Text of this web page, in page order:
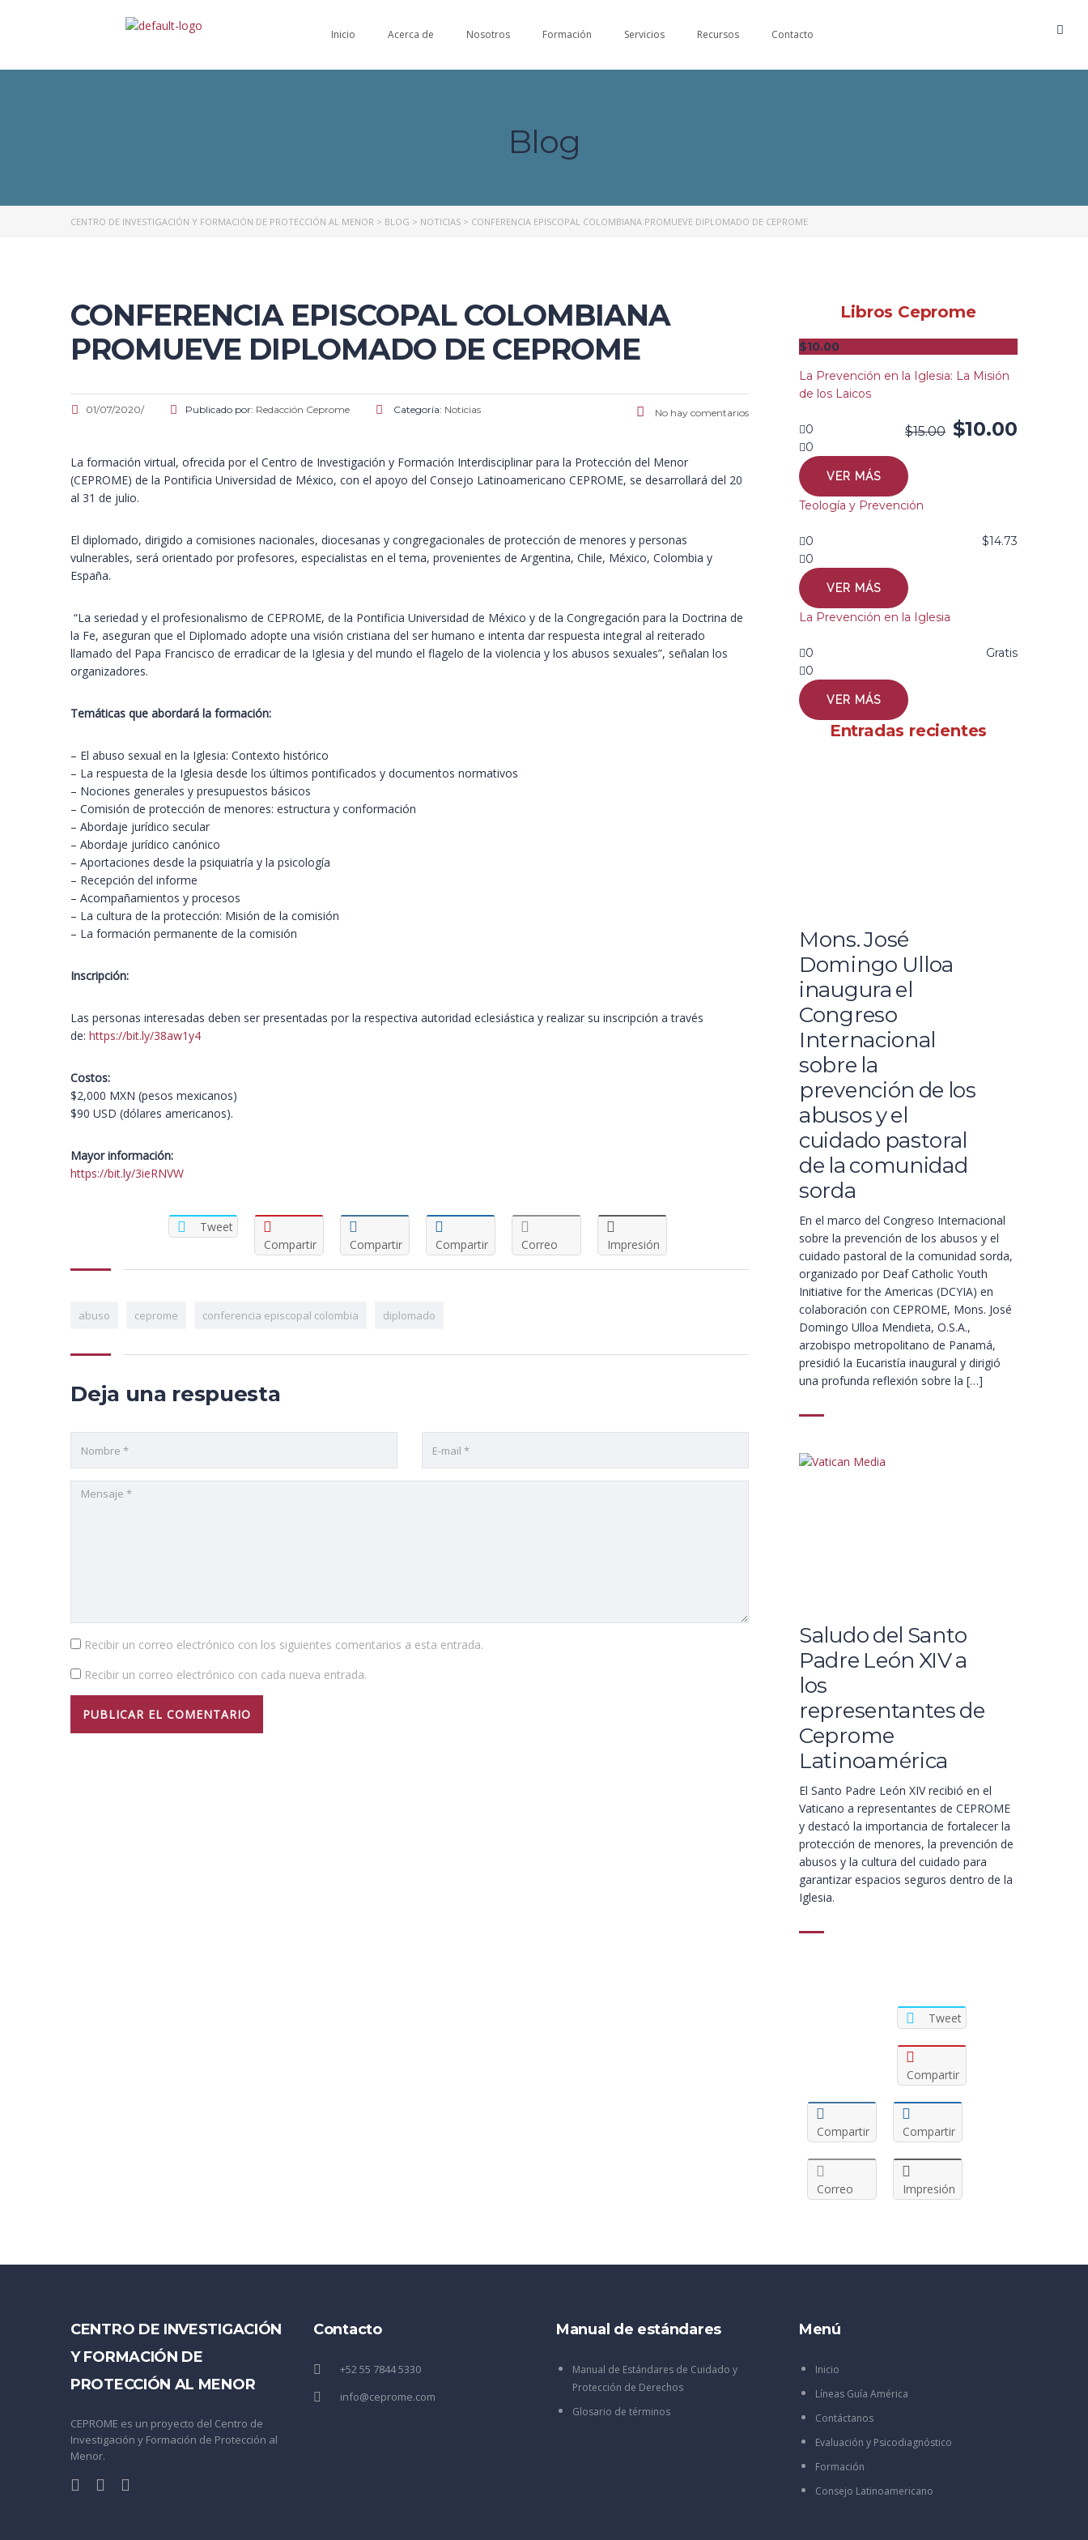
Inicio Acerca de Nosotros Formación Servicios Recursos Contacto
Blog
CENTRO DE INVESTIGACIÓN Y FORMACIÓN DE PROTECCIÓN AL MENOR > BLOG > NOTICIAS > CONFERENCIA EPISCOPAL COLOMBIANA PROMUEVE DIPLOMADO DE CEPROME
CONFERENCIA EPISCOPAL COLOMBIANA
PROMUEVE DIPLOMADO DE CEPROME
01/07/2020/ Publicado por: Redacción Ceprome Categoría: Noticias No hay comentarios
La formación virtual, ofrecida por el Centro de Investigación y Formación Interdisciplinar para la Protección del Menor
(CEPROME) de la Pontificia Universidad de México, con el apoyo del Consejo Latinoamericano CEPROME, se desarrollará del 20
al 31 de julio.
El diplomado, dirigido a comisiones nacionales, diocesanas y congregacionales de protección de menores y personas
vulnerables, será orientado por profesores, especialistas en el tema, provenientes de Argentina, Chile, México, Colombia y
España.
“La seriedad y el profesionalismo de CEPROME, de la Pontificia Universidad de México y de la Congregación para la Doctrina de
la Fe, aseguran que el Diplomado adopte una visión cristiana del ser humano e intenta dar respuesta integral al reiterado
llamado del Papa Francisco de erradicar de la Iglesia y del mundo el flagelo de la violencia y los abusos sexuales”, señalan los
organizadores.
Temáticas que abordará la formación:
– El abuso sexual en la Iglesia: Contexto histórico
– La respuesta de la Iglesia desde los últimos pontificados y documentos normativos
– Nociones generales y presupuestos básicos
– Comisión de protección de menores: estructura y conformación
– Abordaje jurídico secular
– Abordaje jurídico canónico
– Aportaciones desde la psiquiatría y la psicología
– Recepción del informe
– Acompañamientos y procesos
– La cultura de la protección: Misión de la comisión
– La formación permanente de la comisión
Inscripción:
Las personas interesadas deben ser presentadas por la respectiva autoridad eclesiástica y realizar su inscripción a través
de: https://bit.ly/38aw1y4
Costos:
$2,000 MXN (pesos mexicanos)
$90 USD (dólares americanos).
Mayor información:
https://bit.ly/3ieRNVW
Tweet
Compartir
Compartir Compartir Correo Impresión
abuso ceprome conferencia episcopal colombia diplomado
Deja una respuesta
Recibir un correo electrónico con los siguientes comentarios a esta entrada.
Recibir un correo electrónico con cada nueva entrada.
Libros Ceprome
$10.00
La Prevención en la Iglesia: La Misión
de los Laicos
0
0
$15.00 $10.00
VER MÁS
Teología y Prevención
0
0
$14.73
VER MÁS
La Prevención en la Iglesia
0
0
Gratis
VER MÁS
Entradas recientes
Mons. José
Domingo Ulloa
inaugura el
Congreso
Internacional
sobre la
prevención de los
abusos y el
cuidado pastoral
de la comunidad
sorda
En el marco del Congreso Internacional
sobre la prevención de los abusos y el
cuidado pastoral de la comunidad sorda,
organizado por Deaf Catholic Youth
Initiative for the Americas (DCYIA) en
colaboración con CEPROME, Mons. José
Domingo Ulloa Mendieta, O.S.A.,
arzobispo metropolitano de Panamá,
presidió la Eucaristía inaugural y dirigió
una profunda reflexión sobre la […]
Saludo del Santo
Padre León XIV a
los
representantes de
Ceprome
Latinoamérica
El Santo Padre León XIV recibió en el
Vaticano a representantes de CEPROME
y destacó la importancia de fortalecer la
protección de menores, la prevención de
abusos y la cultura del cuidado para
garantizar espacios seguros dentro de la
Iglesia.
Tweet
Compartir
Compartir Compartir
Correo Impresión
CENTRO DE INVESTIGACIÓN
Y FORMACIÓN DE
PROTECCIÓN AL MENOR
CEPROME es un proyecto del Centro de
Investigación y Formación de Protección al
Menor.
Contacto
+52 55 7844 5330
info@ceprome.com
Manual de estándares
Manual de Estándares de Cuidado y
Protección de Derechos
Glosario de términos
Menú
Inicio
Líneas Guía América
Contáctanos
Evaluación y Psicodiagnóstico
Formación
Consejo Latinoamericano